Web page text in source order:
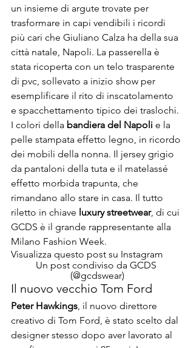
un insieme di argute trovate per
trasformare in capi vendibili i ricordi
più cari che Giuliano Calza ha della sua
città natale, Napoli. La passerella è
stata ricoperta con un telo trasparente
di pvc, sollevato a inizio show per
esemplificare il rito di inscatolamento
e spacchettamento tipico dei traslochi.
I colori della bandiera del Napoli e la
pelle stampata effetto legno, in ricordo
dei mobili della nonna. Il jersey grigio
da pantaloni della tuta e il matelassé
effetto morbida trapunta, che
rimandano allo stare in casa. Il tutto
riletto in chiave luxury streetwear, di cui
GCDS è il grande rappresentante alla
Milano Fashion Week.
Visualizza questo post su Instagram
Un post condiviso da GCDS
(@gcdswear)
Il nuovo vecchio Tom Ford
Peter Hawkings, il nuovo direttore
creativo di Tom Ford, è stato scelto dal
designer stesso dopo aver lavorato al